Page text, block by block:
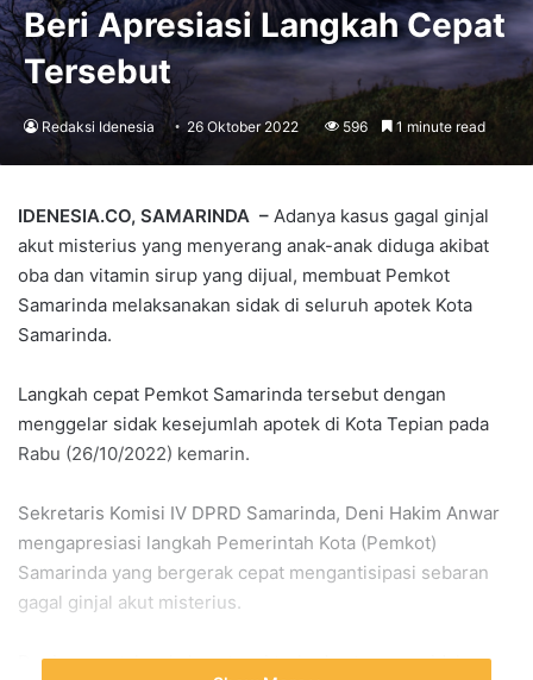
Beri Apresiasi Langkah Cepat
Tersebut
Redaksi Idenesia 26 Oktober 2022 596 1 minute read
IDENESIA.CO, SAMARINDA – Adanya kasus gagal ginjal
akut misterius yang menyerang anak-anak diduga akibat
oba dan vitamin sirup yang dijual, membuat Pemkot
Samarinda melaksanakan sidak di seluruh apotek Kota
Samarinda.
Langkah cepat Pemkot Samarinda tersebut dengan
menggelar sidak kesejumlah apotek di Kota Tepian pada
Rabu (26/10/2022) kemarin.
Sekretaris Komisi IV DPRD Samarinda, Deni Hakim Anwar
mengapresiasi langkah Pemerintah Kota (Pemkot)
Samarinda yang bergerak cepat mengantisipasi sebaran
gagal ginjal akut misterius.
Deni mengatakan kalau atensi terhadap temuan sidak